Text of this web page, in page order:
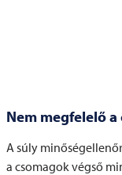
Nem megfelelő a
A súly
a csomagok végső